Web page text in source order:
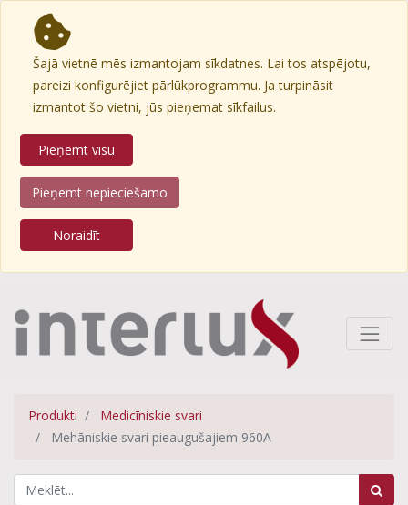
Šajā vietnē mēs izmantojam sīkdatnes. Lai tos atspējotu,
pareizi konfigurējiet pārlūkprogrammu. Ja turpināsit
izmantot šo vietni, jūs pieņemat sīkfailus.
Pieņemt visu
Pieņemt nepieciešamo
Noraidīt
Produkti
Medicīniskie svari
Mehāniskie svari pieaugušajiem 960A